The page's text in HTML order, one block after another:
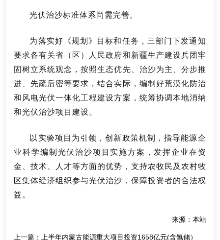
光伏治沙标准体系尚需完善。
为落实好《规划》目标和任务，三部门下发通知
要求各有关省（区）人民政府和新疆生产建设兵团牢
固树立系统观念，按照生态优先、治沙为主、分步推
进、先疏后密等要求，结合实际，编制好荒漠化防治
和风电光伏一体化工程建设方案，统筹协调本地消纳
和光伏治沙项目建设。
以实验项目为引领，创新政策机制，指导能源企
业科学编制光伏治沙项目实施方案，发挥企业在资
金、技术、人才等方面的优势，支持农牧民及农村牧
区集体经济组织参与光伏治沙，保障投资者的合法权
益。
来源：本站
上一篇： 上半年内蒙古能源重大项目投资1658亿元(含氢储）